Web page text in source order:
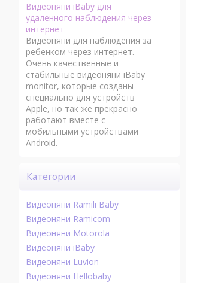
Видеоняни iBaby для
удаленного наблюдения через
интернет
Видеоняни для наблюдения за
ребенком через интернет.
Очень качественные и
стабильные видеоняни iBaby
monitor, которые созданы
специально для устройств
Apple, но так же прекрасно
работают вместе с
мобильными устройствами
Android.
Категории
Видеоняни Ramili Baby
Видеоняни Ramicom
Видеоняни Motorola
Видеоняни iBaby
Видеоняни Luvion
Видеоняни Hellobaby